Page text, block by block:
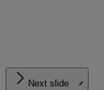
Next slide